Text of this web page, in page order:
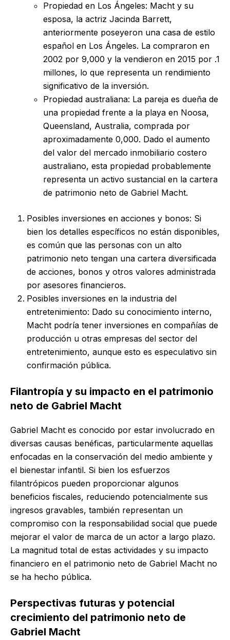
Propiedad en Los Ángeles: Macht y su
esposa, la actriz Jacinda Barrett,
anteriormente poseyeron una casa de estilo
español en Los Ángeles. La compraron en
2002 por 9,000 y la vendieron en 2015 por .1
millones, lo que representa un rendimiento
significativo de la inversión.
Propiedad australiana: La pareja es dueña de
una propiedad frente a la playa en Noosa,
Queensland, Australia, comprada por
aproximadamente 0,000. Dado el aumento
del valor del mercado inmobiliario costero
australiano, esta propiedad probablemente
representa un activo sustancial en la cartera
de patrimonio neto de Gabriel Macht.
Posibles inversiones en acciones y bonos: Si
bien los detalles específicos no están disponibles,
es común que las personas con un alto
patrimonio neto tengan una cartera diversificada
de acciones, bonos y otros valores administrada
por asesores financieros.
Posibles inversiones en la industria del
entretenimiento: Dado su conocimiento interno,
Macht podría tener inversiones en compañías de
producción u otras empresas del sector del
entretenimiento, aunque esto es especulativo sin
confirmación pública.
Filantropía y su impacto en el patrimonio
neto de Gabriel Macht
Gabriel Macht es conocido por estar involucrado en
diversas causas benéficas, particularmente aquellas
enfocadas en la conservación del medio ambiente y
el bienestar infantil. Si bien los esfuerzos
filantrópicos pueden proporcionar algunos
beneficios fiscales, reduciendo potencialmente sus
ingresos gravables, también representan un
compromiso con la responsabilidad social que puede
mejorar el valor de marca de un actor a largo plazo.
La magnitud total de estas actividades y su impacto
financiero en el patrimonio neto de Gabriel Macht no
se ha hecho pública.
Perspectivas futuras y potencial
crecimiento del patrimonio neto de
Gabriel Macht